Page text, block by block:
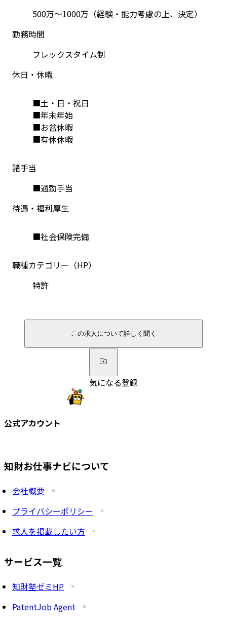
500万～1000万（経験・能力考慮の上、決定）
勤務時間
フレックスタイム制
休日・休暇
■土・日・祝日
■年末年始
■お盆休暇
■有休休暇
諸手当
■通勤手当
待遇・福利厚生
■社会保険完備
職種カテゴリー（HP）
特許
この求人について詳しく聞く
気になる登録
公式アカウント
知財お仕事ナビについて
会社概要
プライバシーポリシー
求人を掲載したい方
サービス一覧
知財塾ゼミHP
PatentJob Agent